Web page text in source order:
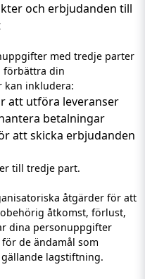
och erbjudanden till
med tredje parter
förbättra din
kan inkludera:
att utföra leveranser
betalningar
att skicka erbjudanden
till tredje part.
åtgärder för att
åtkomst, förlust,
dina personuppgifter
de ändamål som
lagstiftning.